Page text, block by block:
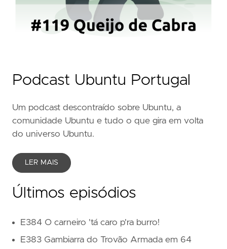
Podcast Ubuntu Portugal
Um podcast descontraído sobre Ubuntu, a
comunidade Ubuntu e tudo o que gira em volta
do universo Ubuntu.
LER MAIS
Últimos episódios
E384 O carneiro 'tá caro p'ra burro!
E383 Gambiarra do Trovão Armada em 64